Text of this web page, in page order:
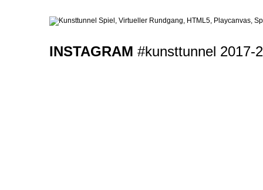
INSTAGRAM #kunsttunnel 2017-